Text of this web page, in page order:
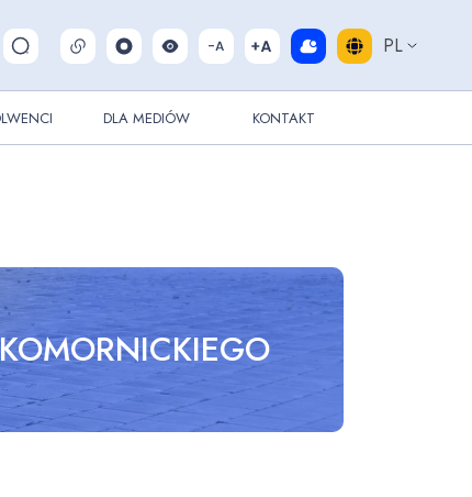
Pokaż/ukryj wyszukiwarkę PL
DLA MEDIÓW KONTAKT